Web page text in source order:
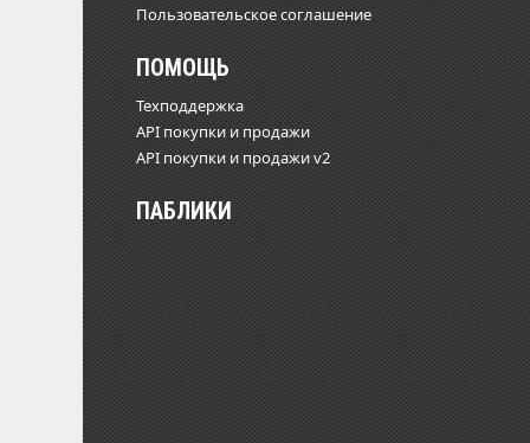
Пользовательское соглашение
ПОМОЩЬ
Техподдержка
API покупки и продажи
API покупки и продажи v2
ПАБЛИКИ